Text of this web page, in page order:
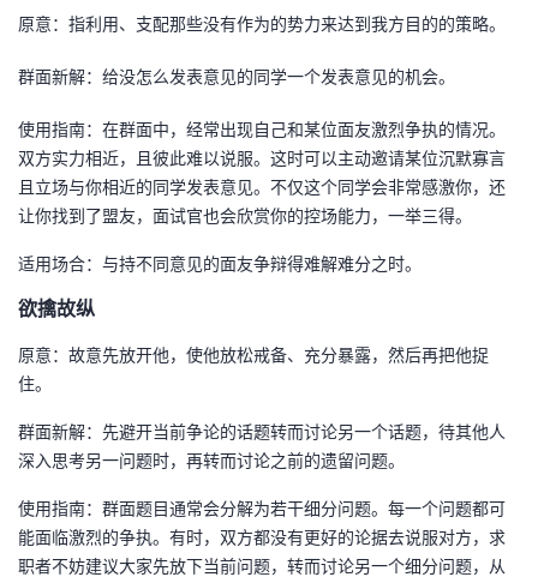
原意：指利用、支配那些没有作为的势力来达到我方目的的策略。
群面新解：给没怎么发表意见的同学一个发表意见的机会。
使用指南：在群面中，经常出现自己和某位面友激烈争执的情况。
双方实力相近，且彼此难以说服。这时可以主动邀请某位沉默寡言
且立场与你相近的同学发表意见。不仅这个同学会非常感激你，还
让你找到了盟友，面试官也会欣赏你的控场能力，一举三得。
适用场合：与持不同意见的面友争辩得难解难分之时。
欲擒故纵
原意：故意先放开他，使他放松戒备、充分暴露，然后再把他捉
住。
群面新解：先避开当前争论的话题转而讨论另一个话题，待其他人
深入思考另一问题时，再转而讨论之前的遗留问题。
使用指南：群面题目通常会分解为若干细分问题。每一个问题都可
能面临激烈的争执。有时，双方都没有更好的论据去说服对方，求
职者不妨建议大家先放下当前问题，转而讨论另一个细分问题，从